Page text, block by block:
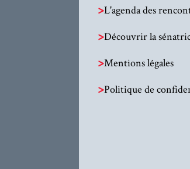
>L'agenda des
>Découvrir la
>Mentions légales
>Politique de